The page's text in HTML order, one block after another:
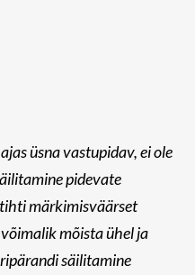
üsna vastupidav, ei ole
pidevate
märkimisväärset
mõista ühel ja
säilitamine